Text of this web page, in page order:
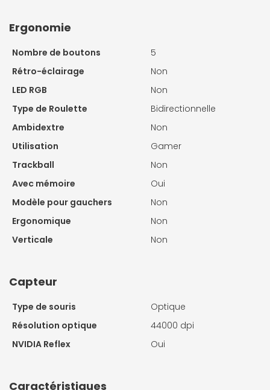
Ergonomie
Nombre de boutons
5
Rétro-éclairage
Non
LED RGB
Non
Type de Roulette
Bidirectionnelle
Ambidextre
Non
Utilisation
Gamer
Trackball
Non
Avec mémoire
Oui
Modèle pour gauchers
Non
Ergonomique
Non
Verticale
Non
Capteur
Type de souris
Optique
Résolution optique
44000 dpi
NVIDIA Reflex
Oui
Caractéristiques